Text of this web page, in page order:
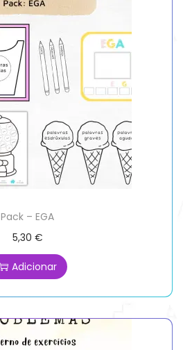
Pack – EGA
5,30 €
Adicionar